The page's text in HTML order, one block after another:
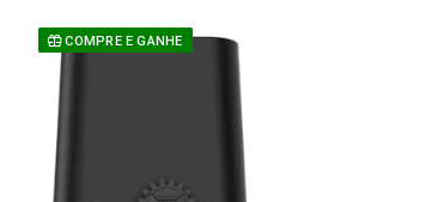
COMPRE E GANHE